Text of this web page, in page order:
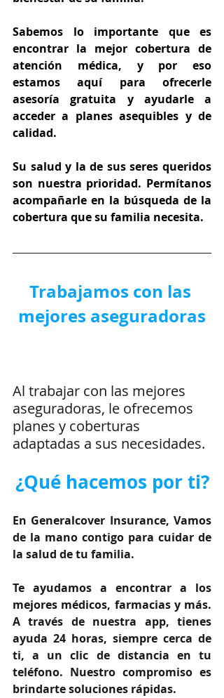
Sabemos lo importante que es
encontrar la mejor cobertura de
atención médica, y por eso
estamos aquí para ofrecerle
asesoría gratuita y ayudarle a
acceder a planes asequibles y de
calidad.
Su salud y la de sus seres queridos
son nuestra prioridad. Permítanos
acompañarle en la búsqueda de la
cobertura que su familia necesita.
Trabajamos con las
mejores aseguradoras
Al trabajar con las mejores
aseguradoras, le ofrecemos
planes y coberturas
adaptadas a sus necesidades.
¿Qué hacemos por ti?
En Generalcover Insurance, Vamos
de la mano contigo para cuidar de
la salud de tu familia.
Te ayudamos a encontrar a los
mejores médicos, farmacias y más.
A través de nuestra app, tienes
ayuda 24 horas, siempre cerca de
ti, a un clic de distancia en tu
teléfono. Nuestro compromiso es
brindarte soluciones rápidas.